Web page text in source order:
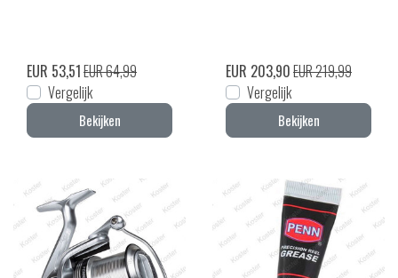
EUR 53,51EUR 64,99
Vergelijk
Bekijken
EUR 203,90EUR 219,99
Vergelijk
Bekijken